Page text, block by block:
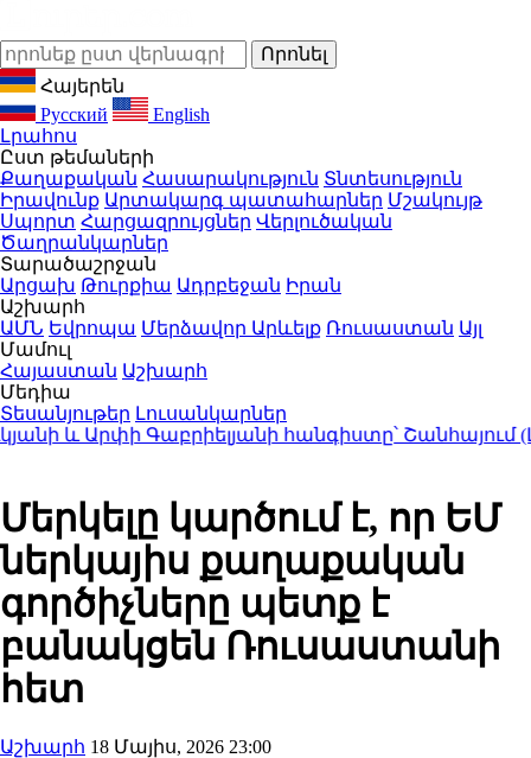
Հայերեն
Русский
English
Լրահոս
Ըստ թեմաների
Քաղաքական Հասարակություն Տնտեսություն
Իրավունք Արտակարգ պատահարներ Մշակույթ
Սպորտ Հարցազրույցներ Վերլուծական
Ծաղրանկարներ
Տարածաշրջան
Արցախ Թուրքիա Ադրբեջան Իրան
Աշխարհ
ԱՄՆ Եվրոպա Մերձավոր Արևելք Ռուսաստան Այլ
Մամուլ
Հայաստան Աշխարհ
Մեդիա
Տեսանյութեր Լուսանկարներ
և Արփի Գաբրիելյանի հանգիստը՝ Շանհայում
Մերկելը կարծում է, որ ԵՄ
ներկայիս քաղաքական
գործիչները պետք է
բանակցեն Ռուսաստանի
հետ
Աշխարհ 18 Մայիս, 2026 23:00